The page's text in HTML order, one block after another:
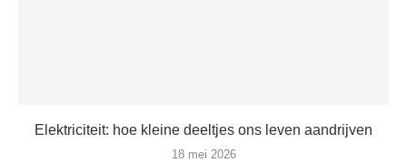
Elektriciteit: hoe kleine deeltjes ons leven aandrijven
18 mei 2026